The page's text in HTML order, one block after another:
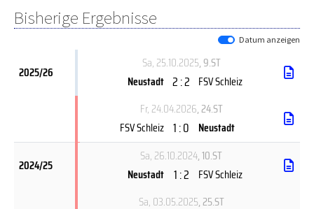
Bisherige Ergebnisse
Datum anzeigen
2025/26
Sa, 25.10.2025, 9.ST
Neustadt 2 : 2 FSV Schleiz
Fr, 24.04.2026, 24.ST
FSV Schleiz 1 : 0 Neustadt
2024/25
Sa, 26.10.2024, 10.ST
Neustadt 1 : 2 FSV Schleiz
Sa, 03.05.2025, 25.ST